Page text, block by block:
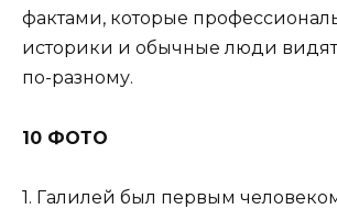
фактами, которые
историки и обычные люди
по-разному.
10 ФОТО
1. Галилей был первым